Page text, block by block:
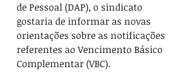
de Pessoal (DAP), o sindicato
gostaria de informar as novas
orientações sobre as notificações
referentes ao Vencimento Básico
Complementar (VBC).